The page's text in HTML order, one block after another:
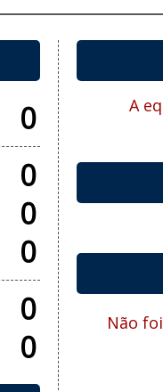
0
0
0
0
0
0
A
Não